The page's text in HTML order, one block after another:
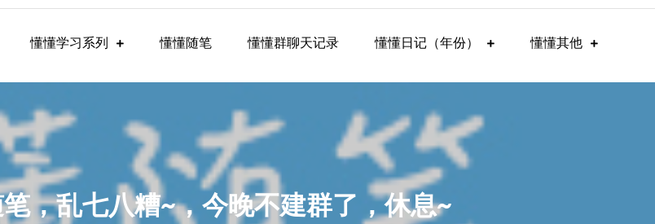
懂懂学习系列 懂懂随笔 懂懂群聊天记录 懂懂日记（年份） 懂懂其他
，乱七八糟~，今晚不建群了，休息~